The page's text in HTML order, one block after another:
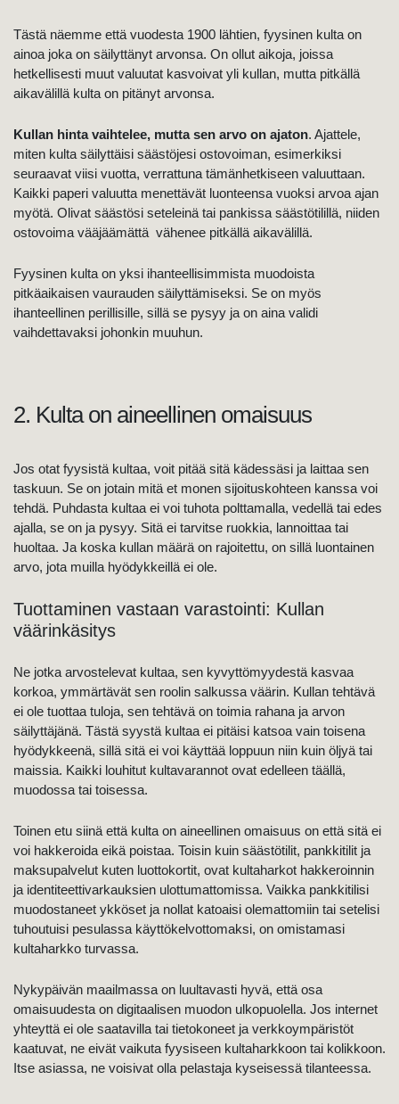
Tästä näemme että vuodesta 1900 lähtien, fyysinen kulta on
ainoa joka on säilyttänyt arvonsa. On ollut aikoja, joissa
hetkellisesti muut valuutat kasvoivat yli kullan, mutta pitkällä
aikavälillä kulta on pitänyt arvonsa.
Kullan hinta vaihtelee, mutta sen arvo on ajaton. Ajattele,
miten kulta säilyttäisi säästöjesi ostovoiman, esimerkiksi
seuraavat viisi vuotta, verrattuna tämänhetkiseen valuuttaan.
Kaikki paperi valuutta menettävät luonteensa vuoksi arvoa ajan
myötä. Olivat säästösi seteleinä tai pankissa säästötilillä, niiden
ostovoima vääjäämättä vähenee pitkällä aikavälillä.
Fyysinen kulta on yksi ihanteellisimmista muodoista
pitkäaikaisen vaurauden säilyttämiseksi. Se on myös
ihanteellinen perillisille, sillä se pysyy ja on aina validi
vaihdettavaksi johonkin muuhun.
2. Kulta on aineellinen omaisuus
Jos otat fyysistä kultaa, voit pitää sitä kädessäsi ja laittaa sen
taskuun. Se on jotain mitä et monen sijoituskohteen kanssa voi
tehdä. Puhdasta kultaa ei voi tuhota polttamalla, vedellä tai edes
ajalla, se on ja pysyy. Sitä ei tarvitse ruokkia, lannoittaa tai
huoltaa. Ja koska kullan määrä on rajoitettu, on sillä luontainen
arvo, jota muilla hyödykkeillä ei ole.
Tuottaminen vastaan varastointi: Kullan
väärinkäsitys
Ne jotka arvostelevat kultaa, sen kyvyttömyydestä kasvaa
korkoa, ymmärtävät sen roolin salkussa väärin. Kullan tehtävä
ei ole tuottaa tuloja, sen tehtävä on toimia rahana ja arvon
säilyttäjänä. Tästä syystä kultaa ei pitäisi katsoa vain toisena
hyödykkeenä, sillä sitä ei voi käyttää loppuun niin kuin öljyä tai
maissia. Kaikki louhitut kultavarannot ovat edelleen täällä,
muodossa tai toisessa.
Toinen etu siinä että kulta on aineellinen omaisuus on että sitä ei
voi hakkeroida eikä poistaa. Toisin kuin säästötilit, pankkitilit ja
maksupalvelut kuten luottokortit, ovat kultaharkot hakkeroinnin
ja identiteettivarkauksien ulottumattomissa. Vaikka pankkitilisi
muodostaneet ykköset ja nollat katoaisi olemattomiin tai setelisi
tuhoutuisi pesulassa käyttökelvottomaksi, on omistamasi
kultaharkko turvassa.
Nykypäivän maailmassa on luultavasti hyvä, että osa
omaisuudesta on digitaalisen muodon ulkopuolella. Jos internet
yhteyttä ei ole saatavilla tai tietokoneet ja verkkoympäristöt
kaatuvat, ne eivät vaikuta fyysiseen kultaharkkoon tai kolikkoon.
Itse asiassa, ne voisivat olla pelastaja kyseisessä tilanteessa.